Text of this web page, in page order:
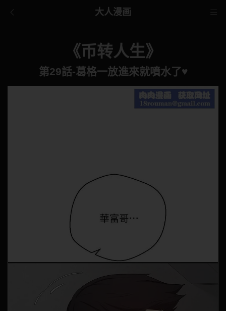
大人漫画
《币转人生》
第29話-葛格一放進來就噴水了♥